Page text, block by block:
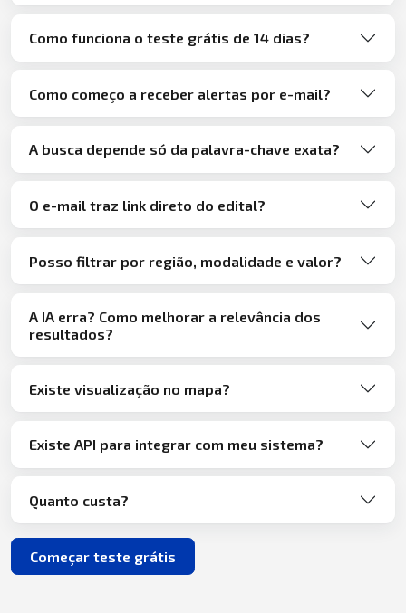
Como funciona o teste grátis de 14 dias?
Como começo a receber alertas por e-mail?
A busca depende só da palavra-chave exata?
O e-mail traz link direto do edital?
Posso filtrar por região, modalidade e valor?
A IA erra? Como melhorar a relevância dos
resultados?
Existe visualização no mapa?
Existe API para integrar com meu sistema?
Quanto custa?
Começar teste grátis